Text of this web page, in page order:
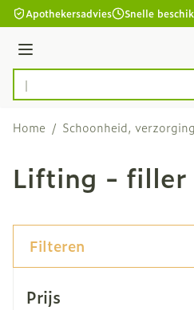
Ga naar de inhoud
Apothekersadvies Snelle
Menu
Product, merk, categorie...
Home / Schoonheid,
Lifting - filler
Filteren
Prijs